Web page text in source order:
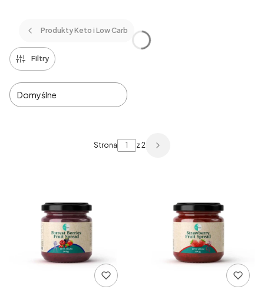
Produkty Keto i Low Carb
Filtry
Domyślne
Strona z 2